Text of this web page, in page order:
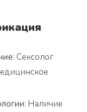
: Сексолог
: Наличие